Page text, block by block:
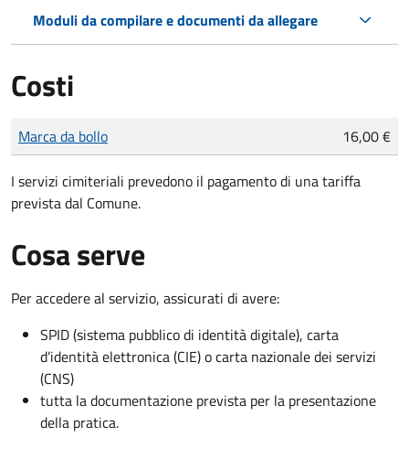
Moduli da compilare e documenti da allegare
Costi
Tipo di pagamento
Importo
Marca da bollo 16,00 €
I servizi cimiteriali prevedono il pagamento di una tariffa
prevista dal Comune.
Cosa serve
Per accedere al servizio, assicurati di avere:
SPID (sistema pubblico di identità digitale), carta
d’identità elettronica (CIE) o carta nazionale dei servizi
(CNS)
tutta la documentazione prevista per la presentazione
della pratica.